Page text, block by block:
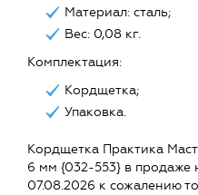
Материал: сталь;
Вес: 0,08 кг.
Комплектация:
Кордщетка;
Упаковка.
Кордщетка Практика
6 мм {032-553} в продаже
07.08.2026 к сожалению